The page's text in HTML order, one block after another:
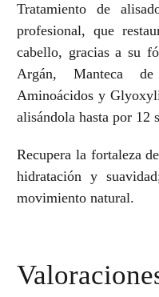
Tratamiento de
profesional, que
cabello, gracias a su
Argán, Manteca
Aminoácidos y
alisándola hasta por 12
Recupera la fortaleza
hidratación y
movimiento natural.